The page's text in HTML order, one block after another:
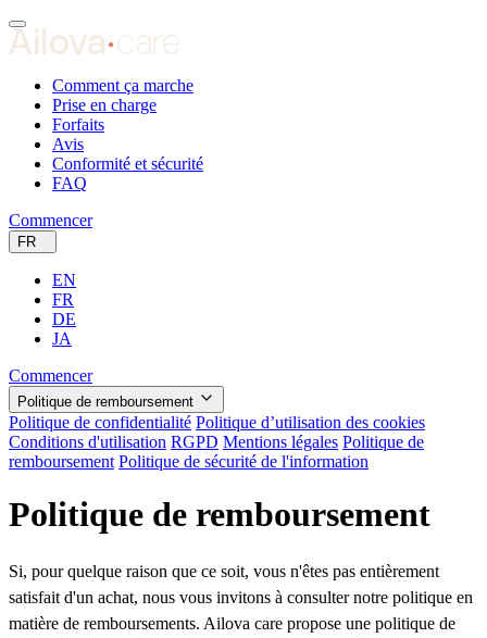
Comment ça marche
Prise en charge
Forfaits
Avis
Conformité et sécurité
FAQ
Commencer
FR
EN
FR
DE
JA
Commencer
Politique de remboursement
Politique de confidentialité Politique d’utilisation des cookies
Conditions d'utilisation RGPD Mentions légales Politique de
remboursement Politique de sécurité de l'information
Politique de remboursement
Si, pour quelque raison que ce soit, vous n'êtes pas entièrement
satisfait d'un achat, nous vous invitons à consulter notre politique en
matière de remboursements. Ailova care propose une politique de